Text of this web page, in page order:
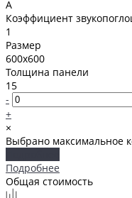
A
Коэффициент
1
Размер
600x600
Толщина панели
15
-
+
×
Выбрано максимальное
Подробнее
Общая стоимость